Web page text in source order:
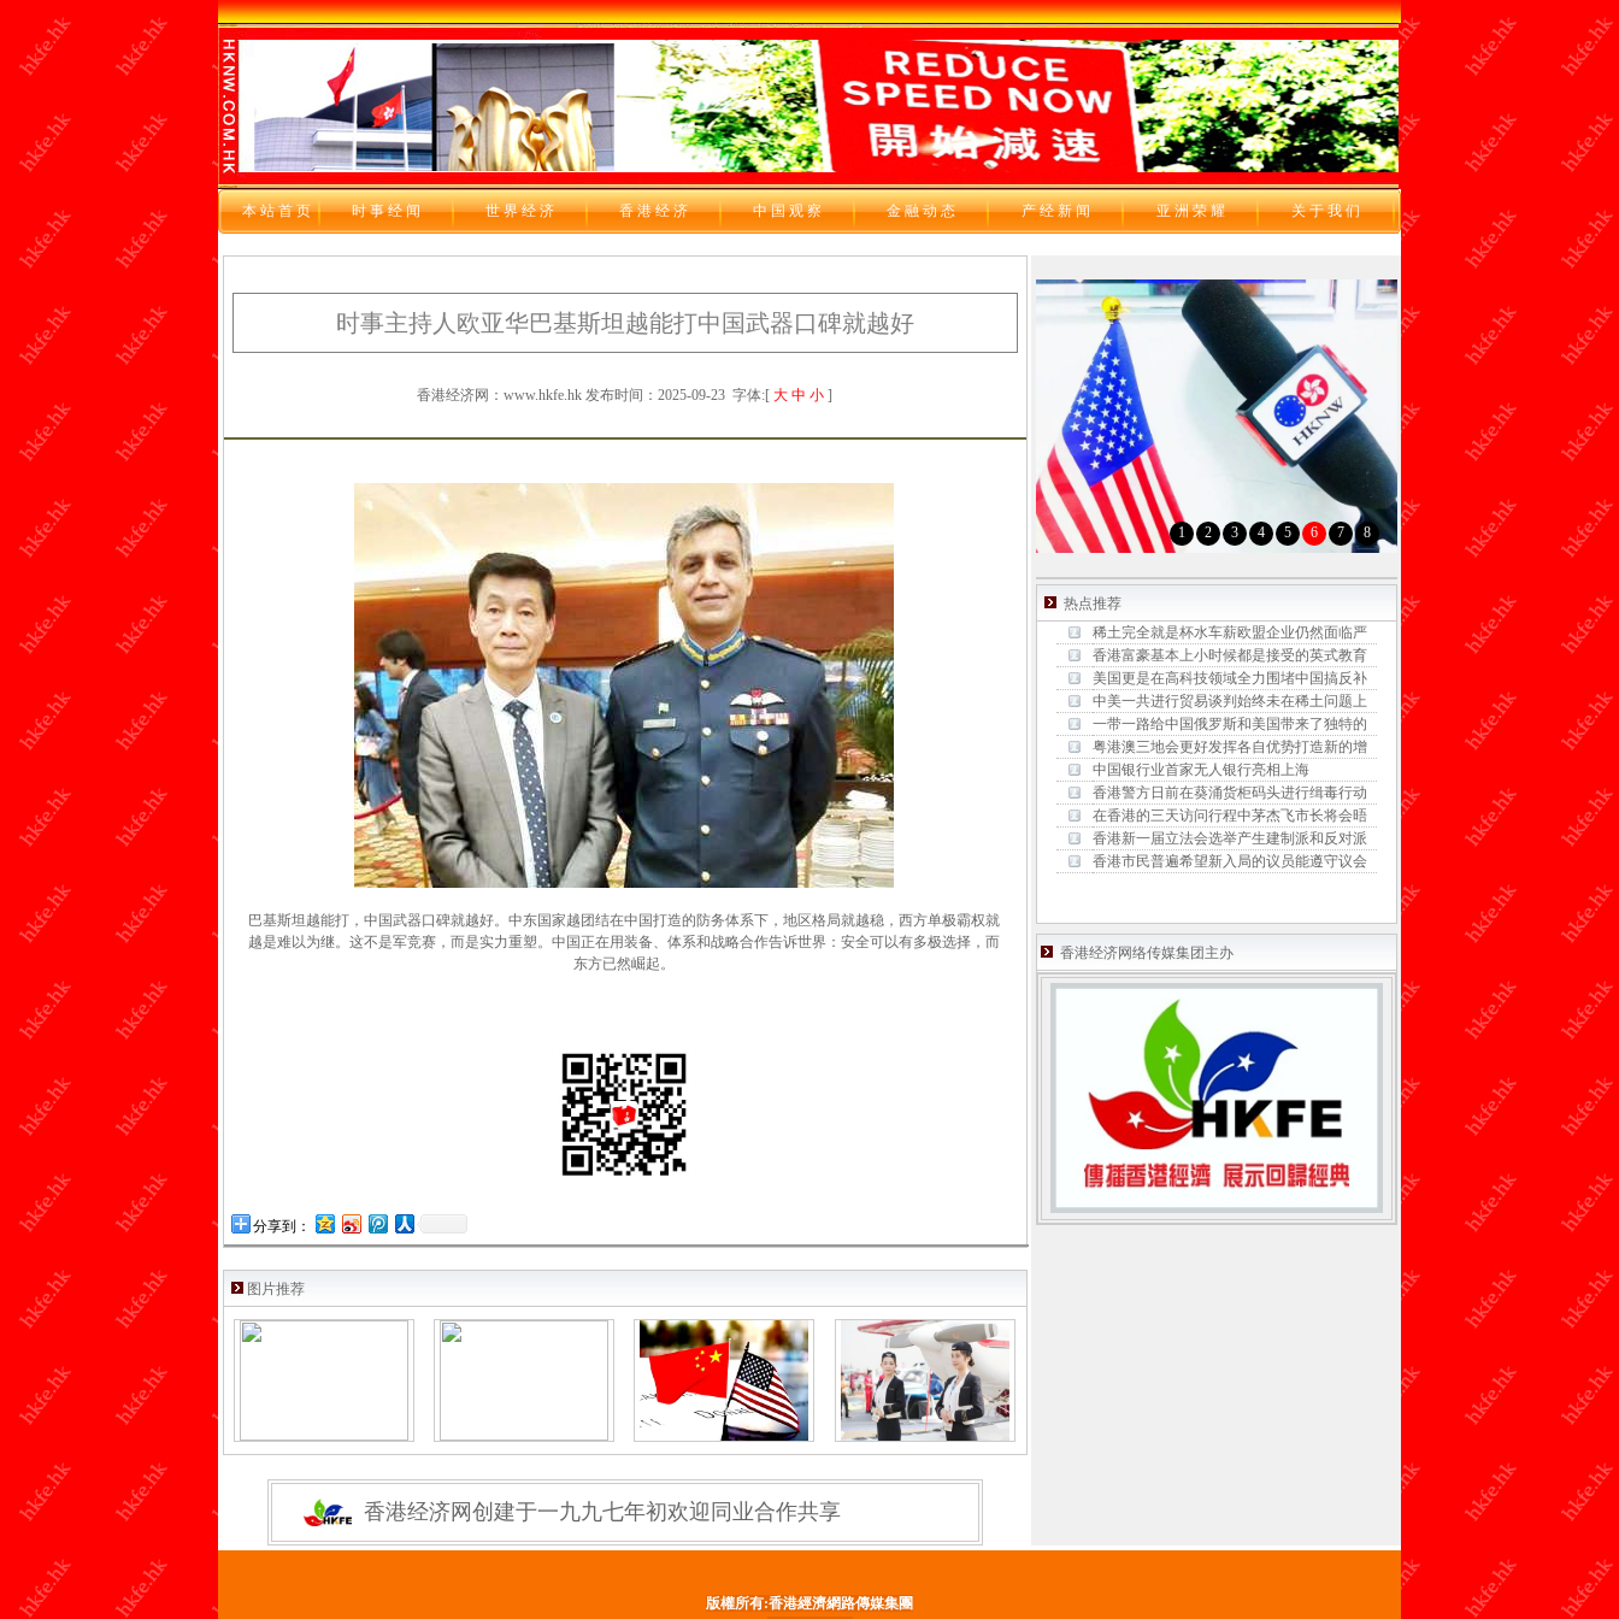
本站首页 时 事 经 闻 世 界 经 济 香 港 经 济 中 国 观 察 金 融 动 态 产 经 新 闻 亚 洲 荣 耀 关 于 我 们
时事主持人欧亚华巴基斯坦越能打中国武器口碑就越好
香港经济网：www.hkfe.hk 发布时间：2025-09-23 字体:[ 大 中 小 ]
巴基斯坦越能打，中国武器口碑就越好。中东国家越团结在中国打造的防务体系下，地区格局就越稳，西方单极霸权就
越是难以为继。这不是军竞赛，而是实力重塑。中国正在用装备、体系和战略合作告诉世界：安全可以有多极选择，而
东方已然崛起。
分享到：
图片推荐
香港经济网创建于一九九七年初欢迎同业合作共享
1 2 3 4 5 6 7 8
热点推荐
稀土完全就是杯水车薪欧盟企业仍然面临严
香港富豪基本上小时候都是接受的英式教育
美国更是在高科技领域全力围堵中国搞反补
中美一共进行贸易谈判始终未在稀土问题上
一带一路给中国俄罗斯和美国带来了独特的
粤港澳三地会更好发挥各自优势打造新的增
中国银行业首家无人银行亮相上海
香港警方日前在葵涌货柜码头进行缉毒行动
在香港的三天访问行程中茅杰飞市长将会晤
香港新一届立法会选举产生建制派和反对派
香港市民普遍希望新入局的议员能遵守议会
香港经济网络传媒集团主办
版權所有:香港經濟網路傳媒集團